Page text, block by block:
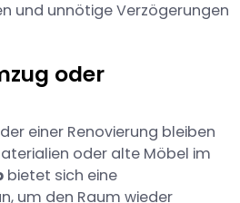
und unnötige Verzögerungen
oder
einer Renovierung bleiben
oder alte Möbel im
bietet sich eine
um den Raum wieder